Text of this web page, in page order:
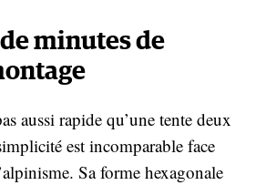
minutes de
aussi rapide qu’une tente deux
est incomparable face
Sa forme hexagonale